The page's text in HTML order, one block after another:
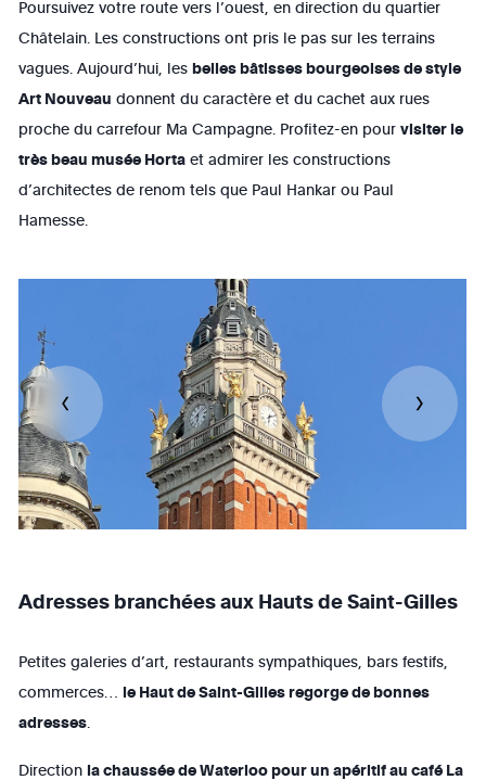
Poursuivez votre route vers l’ouest, en direction du quartier
Châtelain. Les constructions ont pris le pas sur les terrains
vagues. Aujourd’hui, lesbelles bâtisses bourgeoises de style
Art Nouveau donnent du caractère et du cachet aux rues
proche du carrefour Ma Campagne. Profitez-en pourvisiter le
très beau musée Horta et admirer les constructions
d’architectes de renom tels que Paul Hankar ou Paul
Hamesse.
Adresses branchées aux Hauts de Saint-Gilles
Petites galeries d’art, restaurants sympathiques, bars festifs,
commerces… le Haut de Saint-Gilles regorge de bonnes
adresses.
Direction la chaussée de Waterloo pour un apéritif au café La